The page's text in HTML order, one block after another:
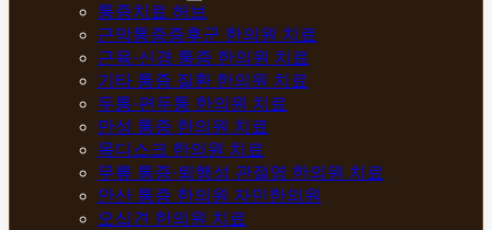
통증치료 허브
근막통증증후군 한의원 치료
근육·신경 통증 한의원 치료
기타 통증 질환 한의원 치료
두통·편두통 한의원 치료
만성 통증 한의원 치료
목디스크 한의원 치료
무릎 통증·퇴행성 관절염 한의원 치료
안산 통증 한의원 자민한의원
오십견 한의원 치료